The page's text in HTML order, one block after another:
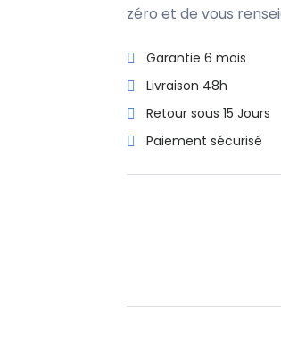
zéro et de vous
Garantie 6 mois
Livraison 48h
Retour sous 15 Jours
Paiement sécurisé